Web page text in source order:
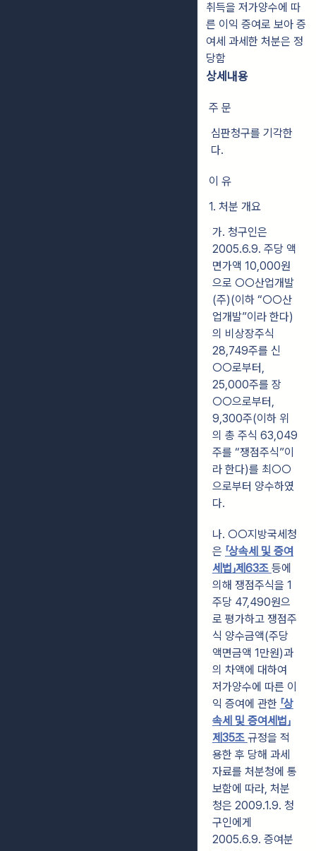
취득을 저가양수에 따
른 이익 증여로 보아 증
여세 과세한 처분은 정
당함
상세내용
주 문
심판청구를 기각한
다.
이 유
1. 처분 개요
가. 청구인은
2005.6.9. 주당 액
면가액 10,000원
으로 ○○산업개발
(주)(이하 “○○산
업개발”이라 한다)
의 비상장주식
28,749주를 신
○○로부터,
25,000주를 장
○○으로부터,
9,300주(이하 위
의 총 주식 63,049
주를 “쟁점주식”이
라 한다)를 최○○
으로부터 양수하였
다.
나. ○○지방국세청
은 「상속세 및 증여
세법」제63조 등에
의해 쟁점주식을 1
주당 47,490원으
로 평가하고 쟁점주
식 양수금액(주당
액면금액 1만원)과
의 차액에 대하여
저가양수에 따른 이
익 증여에 관한 「상
속세 및 증여세법」
제35조 규정을 적
용한 후 당해 과세
자료를 처분청에 통
보함에 따라, 처분
청은 2009.1.9. 청
구인에게
2005.6.9. 증여분